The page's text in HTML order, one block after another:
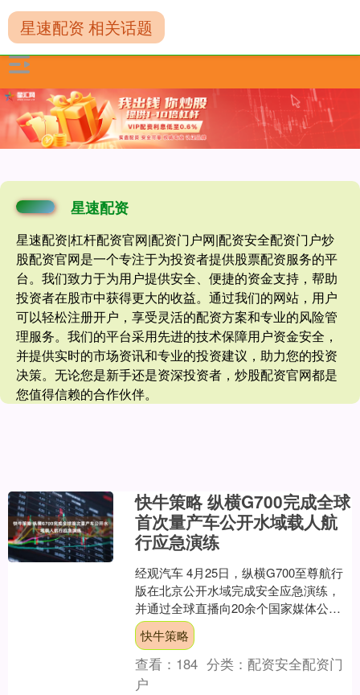
星速配资
星速配资|杠杆配资官网|配资门户网|配资安全配资门户炒
股配资官网是一个专注于为投资者提供股票配资服务的平
台。我们致力于为用户提供安全、便捷的资金支持，帮助
投资者在股市中获得更大的收益。通过我们的网站，用户
可以轻松注册开户，享受灵活的配资方案和专业的风险管
理服务。我们的平台采用先进的技术保障用户资金安全，
并提供实时的市场资讯和专业的投资建议，助力您的投资
决策。无论您是新手还是资深投资者，炒股配资官网都是
您值得信赖的合作伙伴。
星速配资 相关话题
快牛策略 纵横G700完成全球
首次量产车公开水域载人航
行应急演练
经观汽车 4月25日，纵横G700至尊航行
版在北京公开水域完成安全应急演练，
并通过全球直播向20余个国家媒体公开
实测全过程。据纵横方面介绍，这是全
球首个实现公开....
快牛策略
查看： 184 分类： 配资安全配资门
户